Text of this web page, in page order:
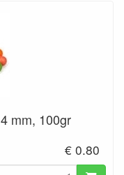
mm, 100gr
€ 0.80